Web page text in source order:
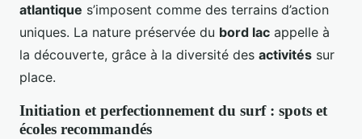
atlantique s’imposent comme des terrains d’action
uniques. La nature préservée du bord lac appelle à
la découverte, grâce à la diversité des activités sur
place.
Initiation et perfectionnement du surf : spots et
écoles recommandés